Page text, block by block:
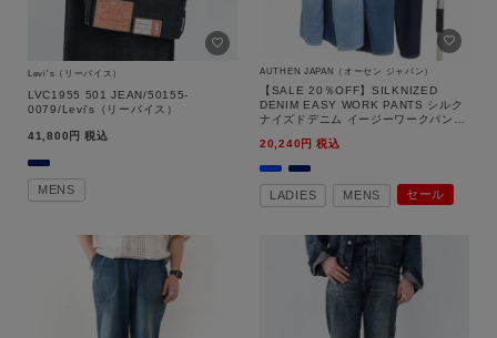
Levi's（リーバイス）
LVC1955 501 JEAN/50155-
0079/Levi's（リーバイス）
41,800 税込
MENS
AUTHEN JAPAN（オーセン ジャパン）
【SALE 20％OFF】SILKNIZED
DENIM EASY WORK PANTS シルク
ナイズドデニム イージーワークパン
ーセン ジャパン）【返品交換不可】
20,240 税込
LADIES MENS セール